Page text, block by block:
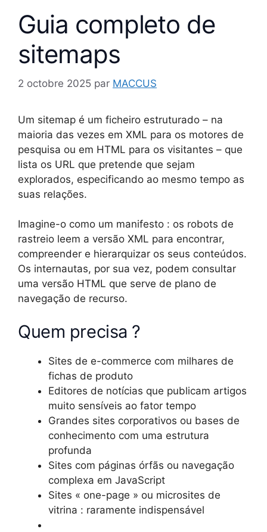
Guia completo de
sitemaps
2 octobre 2025 par MACCUS
Um sitemap é um ficheiro estruturado – na
maioria das vezes em XML para os motores de
pesquisa ou em HTML para os visitantes – que
lista os URL que pretende que sejam
explorados, especificando ao mesmo tempo as
suas relações.
Imagine-o como um manifesto : os robots de
rastreio leem a versão XML para encontrar,
compreender e hierarquizar os seus conteúdos.
Os internautas, por sua vez, podem consultar
uma versão HTML que serve de plano de
navegação de recurso.
Quem precisa ?
Sites de e-commerce com milhares de
fichas de produto
Editores de notícias que publicam artigos
muito sensíveis ao fator tempo
Grandes sites corporativos ou bases de
conhecimento com uma estrutura
profunda
Sites com páginas órfãs ou navegação
complexa em JavaScript
Sites « one-page » ou microsites de
vitrina : raramente indispensável